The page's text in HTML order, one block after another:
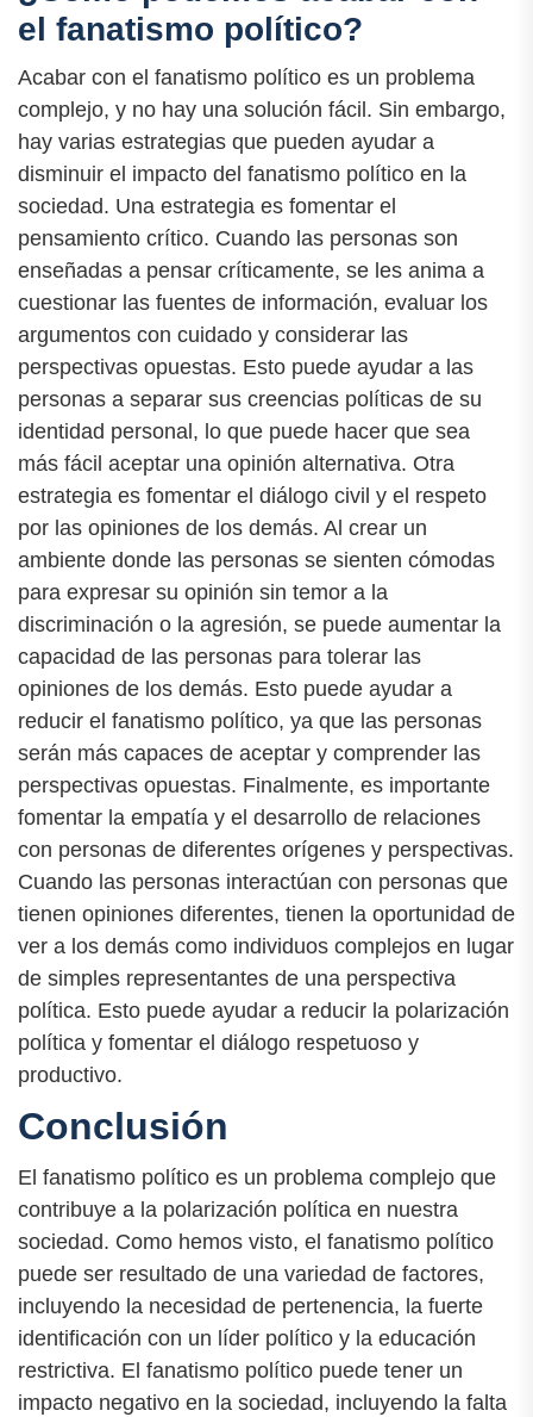
el fanatismo político?
Acabar con el fanatismo político es un problema
complejo, y no hay una solución fácil. Sin embargo,
hay varias estrategias que pueden ayudar a
disminuir el impacto del fanatismo político en la
sociedad. Una estrategia es fomentar el
pensamiento crítico. Cuando las personas son
enseñadas a pensar críticamente, se les anima a
cuestionar las fuentes de información, evaluar los
argumentos con cuidado y considerar las
perspectivas opuestas. Esto puede ayudar a las
personas a separar sus creencias políticas de su
identidad personal, lo que puede hacer que sea
más fácil aceptar una opinión alternativa. Otra
estrategia es fomentar el diálogo civil y el respeto
por las opiniones de los demás. Al crear un
ambiente donde las personas se sienten cómodas
para expresar su opinión sin temor a la
discriminación o la agresión, se puede aumentar la
capacidad de las personas para tolerar las
opiniones de los demás. Esto puede ayudar a
reducir el fanatismo político, ya que las personas
serán más capaces de aceptar y comprender las
perspectivas opuestas. Finalmente, es importante
fomentar la empatía y el desarrollo de relaciones
con personas de diferentes orígenes y perspectivas.
Cuando las personas interactúan con personas que
tienen opiniones diferentes, tienen la oportunidad de
ver a los demás como individuos complejos en lugar
de simples representantes de una perspectiva
política. Esto puede ayudar a reducir la polarización
política y fomentar el diálogo respetuoso y
productivo.
Conclusión
El fanatismo político es un problema complejo que
contribuye a la polarización política en nuestra
sociedad. Como hemos visto, el fanatismo político
puede ser resultado de una variedad de factores,
incluyendo la necesidad de pertenencia, la fuerte
identificación con un líder político y la educación
restrictiva. El fanatismo político puede tener un
impacto negativo en la sociedad, incluyendo la falta